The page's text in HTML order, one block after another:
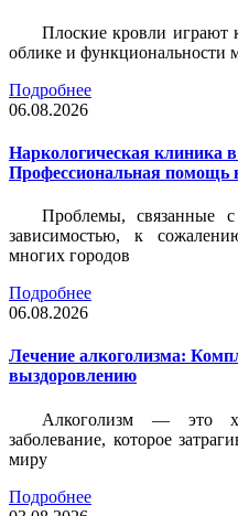
Плоские кровли играют
облике и функциональности
Подробнее
06.08.2026
Наркологическая клиника
Профессиональная помощь
Проблемы, связанные с
зависимостью, к
многих городов
Подробнее
06.08.2026
Лечение алкоголизма:
выздоровлению
Алкоголизм — это
заболевание, которое
миру
Подробнее